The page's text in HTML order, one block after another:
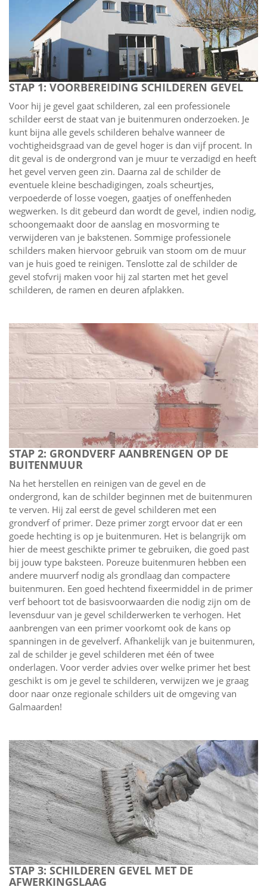
STAP 1: VOORBEREIDING SCHILDEREN GEVEL
Voor hij je gevel gaat schilderen, zal een professionele
schilder eerst de staat van je buitenmuren onderzoeken. Je
kunt bijna alle gevels schilderen behalve wanneer de
vochtigheidsgraad van de gevel hoger is dan vijf procent. In
dit geval is de ondergrond van je muur te verzadigd en heeft
het gevel verven geen zin. Daarna zal de schilder de
eventuele kleine beschadigingen, zoals scheurtjes,
verpoederde of losse voegen, gaatjes of oneffenheden
wegwerken. Is dit gebeurd dan wordt de gevel, indien nodig,
schoongemaakt door de aanslag en mosvorming te
verwijderen van je bakstenen. Sommige professionele
schilders maken hiervoor gebruik van stoom om de muur
van je huis goed te reinigen. Tenslotte zal de schilder de
gevel stofvrij maken voor hij zal starten met het gevel
schilderen, de ramen en deuren afplakken.
STAP 2: GRONDVERF AANBRENGEN OP DE
BUITENMUUR
Na het herstellen en reinigen van de gevel en de
ondergrond, kan de schilder beginnen met de buitenmuren
te verven. Hij zal eerst de gevel schilderen met een
grondverf of primer. Deze primer zorgt ervoor dat er een
goede hechting is op je buitenmuren. Het is belangrijk om
hier de meest geschikte primer te gebruiken, die goed past
bij jouw type baksteen. Poreuze buitenmuren hebben een
andere muurverf nodig als grondlaag dan compactere
buitenmuren. Een goed hechtend fixeermiddel in de primer
verf behoort tot de basisvoorwaarden die nodig zijn om de
levensduur van je gevel schilderwerken te verhogen. Het
aanbrengen van een primer voorkomt ook de kans op
spanningen in de gevelverf. Afhankelijk van je buitenmuren,
zal de schilder je gevel schilderen met één of twee
onderlagen. Voor verder advies over welke primer het best
geschikt is om je gevel te schilderen, verwijzen we je graag
door naar onze regionale schilders uit de omgeving van
Galmaarden!
STAP 3: SCHILDEREN GEVEL MET DE
AFWERKINGSLAAG